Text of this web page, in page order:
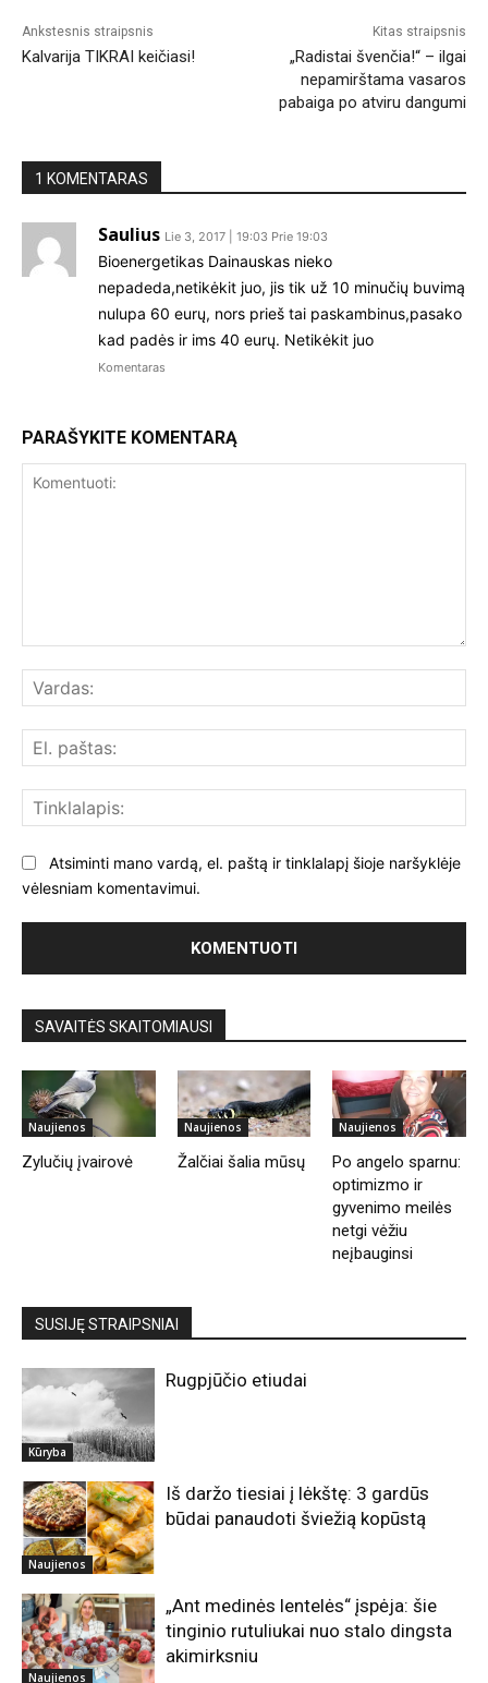
Ankstesnis straipsnis
Kalvarija TIKRAI keičiasi!
Kitas straipsnis
„Radistai švenčia!“ – ilgai
nepamirštama vasaros
pabaiga po atviru dangumi
1 KOMENTARAS
Saulius Lie 3, 2017 | 19:03 Prie 19:03
Bioenergetikas Dainauskas nieko
nepadeda,netikėkit juo, jis tik už 10 minučių buvimą
nulupa 60 eurų, nors prieš tai paskambinus,pasako
kad padės ir ims 40 eurų. Netikėkit juo
Komentaras
PARAŠYKITE KOMENTARĄ
Atsiminti mano vardą, el. paštą ir tinklalapį šioje naršyklėje
vėlesniam komentavimui.
SAVAITĖS SKAITOMIAUSI
Naujienos
Zylučių įvairovė
Naujienos
Žalčiai šalia mūsų
Naujienos
Po angelo sparnu:
optimizmo ir
gyvenimo meilės
netgi vėžiu
neįbauginsi
SUSIJĘ STRAIPSNIAI
Kūryba
Rugpjūčio etiudai
Naujienos
Iš daržo tiesiai į lėkštę: 3 gardūs
būdai panaudoti šviežią kopūstą
Naujienos
„Ant medinės lentelės“ įspėja: šie
tinginio rutuliukai nuo stalo dingsta
akimirksniu